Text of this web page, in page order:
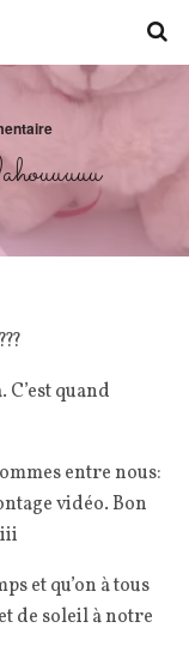
quand
entre nous:
vidéo. Bon
et qu’on à tous
de soleil à notre